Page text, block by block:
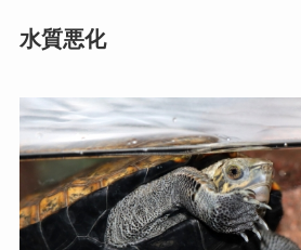
水質悪化